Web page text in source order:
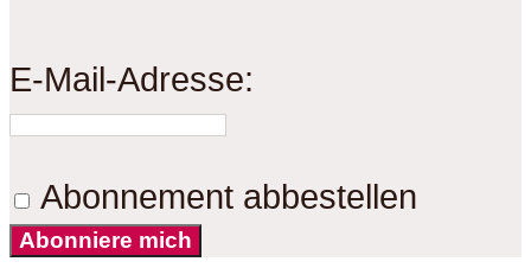
E-Mail-Adresse:
Abonnement abbestellen
Abonniere mich